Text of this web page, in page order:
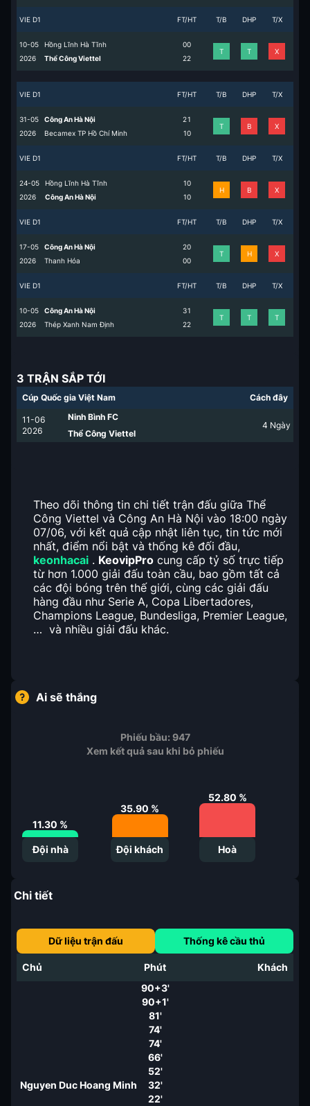
VIE D1 FT/HT T/B DHP T/X
10-05
2026
Hồng Lĩnh Hà Tĩnh
Thể Công Viettel
0
2
0
2
T T X
VIE D1 FT/HT T/B DHP T/X
31-05
2026
Công An Hà Nội
Becamex TP Hồ Chí Minh
2
1
1
0
T B X
VIE D1 FT/HT T/B DHP T/X
24-05
2026
Hồng Lĩnh Hà Tĩnh
Công An Hà Nội
1
1
0
0
H B X
VIE D1 FT/HT T/B DHP T/X
17-05
2026
Công An Hà Nội
Thanh Hóa
2
0
0
0
T H X
VIE D1 FT/HT T/B DHP T/X
10-05
2026
Công An Hà Nội
Thép Xanh Nam Định
3
2
1
2
T T T
3 TRẬN SẮP TỚI
Cúp Quốc gia Việt Nam Cách đây
11-06
2026
Ninh Bình FC
Thể Công Viettel
4 Ngày
Theo dõi thông tin chi tiết trận đấu giữa Thể
Công Viettel và Công An Hà Nội vào 18:00 ngày
07/06, với kết quả cập nhật liên tục, tin tức mới
nhất, điểm nổi bật và thống kê đối đầu,
keonhacai . KeovipPro cung cấp tỷ số trực tiếp
từ hơn 1.000 giải đấu toàn cầu, bao gồm tất cả
các đội bóng trên thế giới, cùng các giải đấu
hàng đầu như Serie A, Copa Libertadores,
Champions League, Bundesliga, Premier League,
… và nhiều giải đấu khác.
Ai sẽ thắng
Phiếu bầu:947
Xem kết quả sau khi bỏ phiếu
11.30 %
Đội nhà
35.90 %
Đội khách
52.80 %
Hoà
Chi tiết
Dữ liệu trận đấu Thống kê cầu thủ
Chủ Phút
Khách
90+3'
90+1'
81'
74'
74'
66'
52'
Nguyen Duc Hoang Minh
32'
22'